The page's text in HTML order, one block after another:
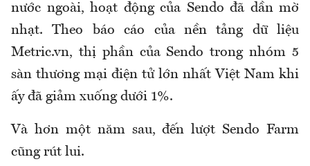
nước ngoài, hoạt động của Sendo đã dần mờ
nhạt. Theo báo cáo của nền tảng dữ liệu
Metric.vn, thị phần của Sendo trong nhóm 5
sàn thương mại điện tử lớn nhất Việt Nam khi
ấy đã giảm xuống dưới 1%.
Và hơn một năm sau, đến lượt Sendo Farm
cũng rút lui.